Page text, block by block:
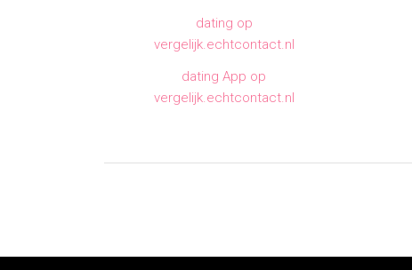
dating op
vergelijk.echtcontact.nl
dating App op
vergelijk.echtcontact.nl